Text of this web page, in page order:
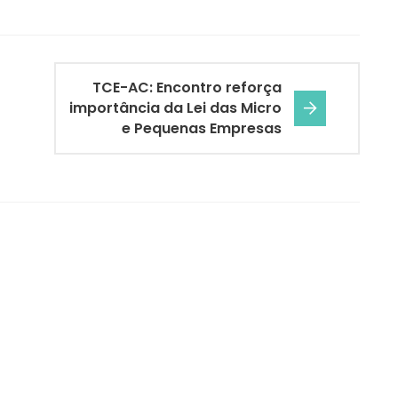
TCE-AC: Encontro reforça
importância da Lei das Micro
e Pequenas Empresas